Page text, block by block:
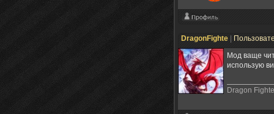
DragonFighte |
Мод ваще
использую
Dragon